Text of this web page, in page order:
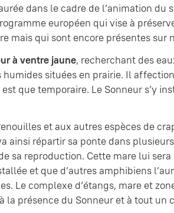
dans le cadre de l’animation
européen qui vise à
mais qui sont encore présentes sur
à ventre jaune, recherchant des
humides situées en prairie. Il
est que temporaire. Le Sonneur s’y
et aux autres espèces de
ainsi répartir sa ponte dans
sa reproduction. Cette mare lui
et que d’autres amphibiens
Le complexe d’étangs, mare et
la présence du Sonneur et à tout un